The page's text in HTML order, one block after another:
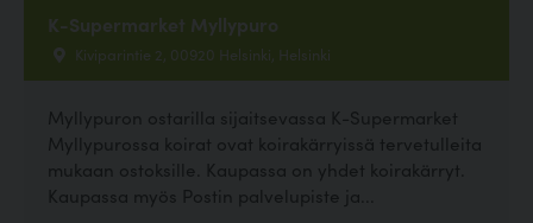
K-Supermarket Myllypuro
Kiviparintie 2, 00920 Helsinki, Helsinki
Myllypuron ostarilla sijaitsevassa K-Supermarket
Myllypurossa koirat ovat koirakärryissä tervetulleita
mukaan ostoksille. Kaupassa on yhdet koirakärryt.
Kaupassa myös Postin palvelupiste ja...